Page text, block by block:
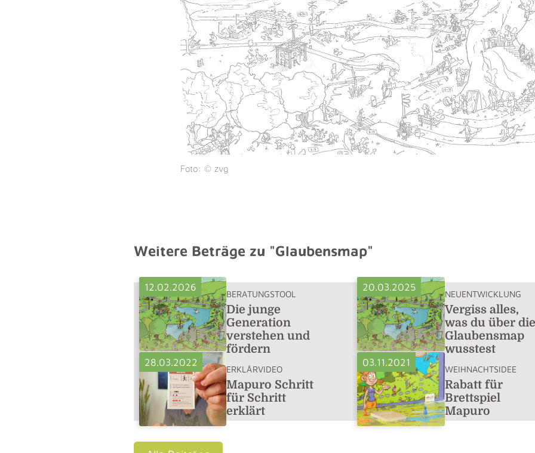
Foto: © zvg
Weitere Beträge zu "Glaubensmap"
12.02.2026
BERATUNGSTOOL
Die junge
Generation
verstehen und
fördern
20.03.2025
NEUENTWICKLUNG
Vergiss alles,
was du über die
Glaubensmap
wusstest
28.03.2022
ERKLÄRVIDEO
Mapuro Schritt
für Schritt
erklärt
03.11.2021
WEIHNACHTSIDEE
Rabatt für
Brettspiel
Mapuro